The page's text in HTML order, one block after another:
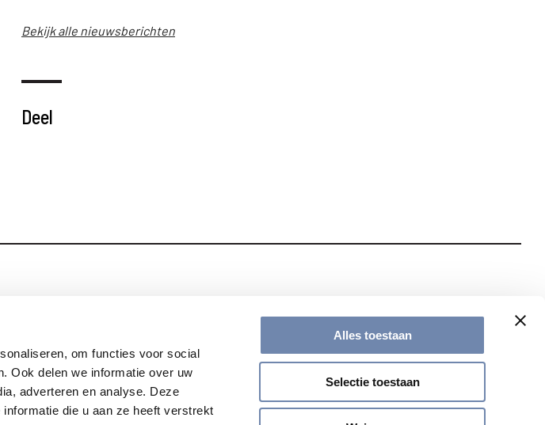
om functies voor social
Ook delen we informatie over uw
adverteren en analyse. Deze
die u aan ze heeft verstrekt
Alles toestaan
Selectie toestaan
Bekijk alle nieuwsberichten
Deel
Blijf op de hoogte met onze nieuwsbrief